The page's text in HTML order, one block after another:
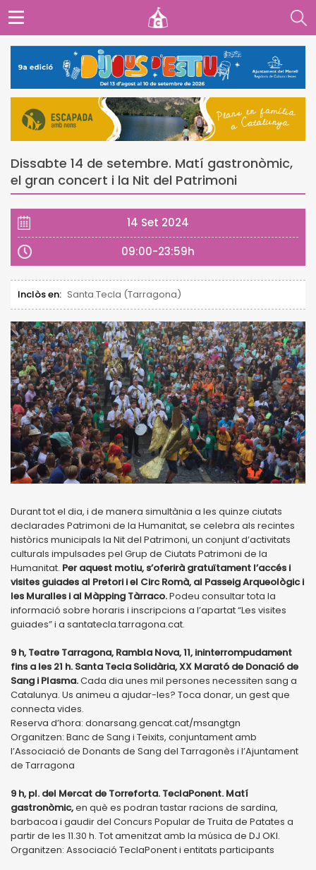
Dissabte 14 de setembre. Matí gastronòmic,
el gran concert i la Nit del Patrimoni
14 Set 2024
09:00-23:59h
Inclòs en: Santa Tecla (Tarragona)
Durant tot el dia, i de manera simultània a les quinze ciutats
declarades Patrimoni de la Humanitat, se celebra als recintes
històrics municipals la Nit del Patrimoni, un conjunt d’activitats
culturals impulsades pel Grup de Ciutats Patrimoni de la
Humanitat. Per aquest motiu, s’oferirà gratuïtament l’accés i
visites guiades al Pretori i el Circ Romà, al Passeig Arqueològic i
les Muralles i al Màpping Tàrraco.Podeu consultar tota la
informació sobre horaris i inscripcions a l’apartat “Les visites
guiades” i a santatecla.tarragona.cat.
9 h, Teatre Tarragona, Rambla Nova, 11, ininterrompudament
fins a les 21 h. Santa Tecla Solidària, XX Marató de Donació de
Sang i Plasma.Cada dia unes mil persones necessiten sang a
Catalunya. Us animeu a ajudar-les? Toca donar, un gest que
connecta vides.
Reserva d’hora: donarsang.gencat.cat/msangtgn
Organitzen: Banc de Sang i Teixits, conjuntament amb
l’Associació de Donants de Sang del Tarragonès i l’Ajuntament
de Tarragona
9 h, pl. del Mercat de Torreforta. TeclaPonent. Matí
gastronòmic,en què es podran tastar racions de sardina,
barbacoa i gaudir del Concurs Popular de Truita de Patates a
partir de les 11.30 h. Tot amenitzat amb la música de DJ OKI.
Organitzen: Associació TeclaPonent i entitats participants